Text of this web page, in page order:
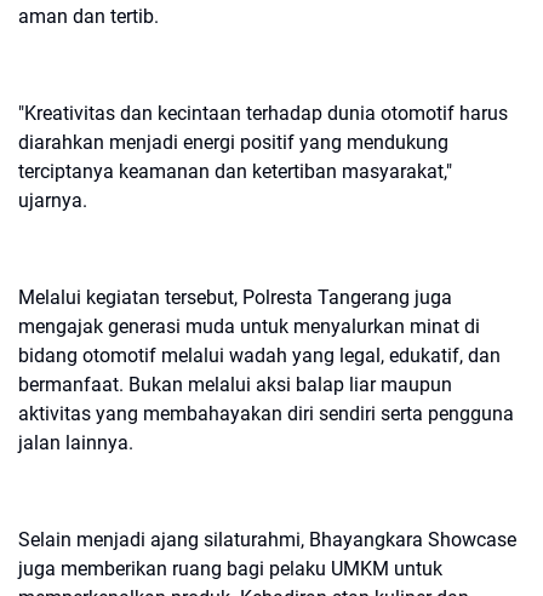
aman dan tertib.
"Kreativitas dan kecintaan terhadap dunia otomotif harus
diarahkan menjadi energi positif yang mendukung
terciptanya keamanan dan ketertiban masyarakat,"
ujarnya.
Melalui kegiatan tersebut, Polresta Tangerang juga
mengajak generasi muda untuk menyalurkan minat di
bidang otomotif melalui wadah yang legal, edukatif, dan
bermanfaat. Bukan melalui aksi balap liar maupun
aktivitas yang membahayakan diri sendiri serta pengguna
jalan lainnya.
Selain menjadi ajang silaturahmi, Bhayangkara Showcase
juga memberikan ruang bagi pelaku UMKM untuk